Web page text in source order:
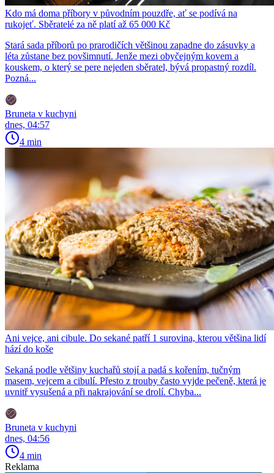
Kdo má doma příbory v původním pouzdře, ať se podívá na
rukojeť. Sběratelé za ně platí až 65 000 Kč
Stará sada příborů po prarodičích většinou zapadne do zásuvky a
léta zůstane bez povšimnutí. Jenže mezi obyčejným kovem a
kouskem, o který se pere nejeden sběratel, bývá propastný rozdíl.
Pozná...
Bruneta v kuchyni
dnes, 04:57
4 min
Ani vejce, ani cibule. Do sekané patří 1 surovina, kterou většina lidí
hází do koše
Sekaná podle většiny kuchařů stojí a padá s kořením, tučným
masem, vejcem a cibulí. Přesto z trouby často vyjde pečeně, která je
uvnitř vysušená a při nakrajování se drolí. Chyba...
Bruneta v kuchyni
dnes, 04:56
4 min
Reklama